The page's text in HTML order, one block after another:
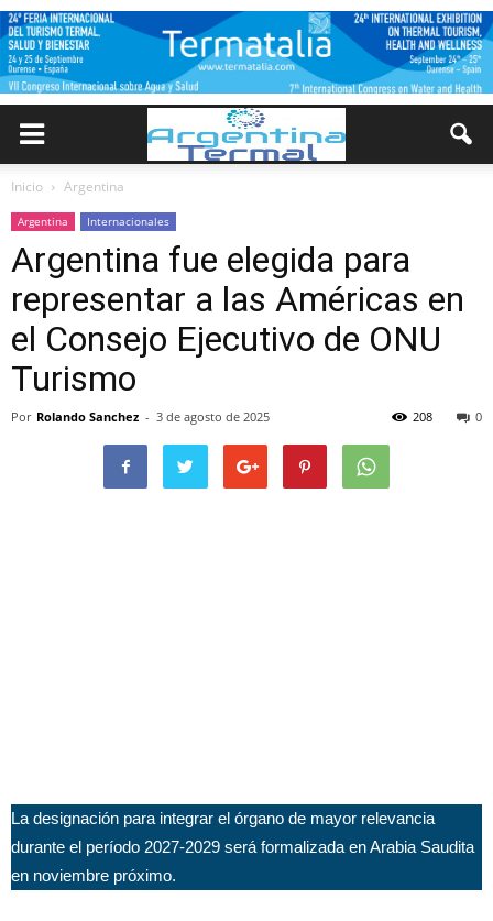
Inicio Argentina
Argentina Internacionales
Argentina fue elegida para
representar a las Américas en
el Consejo Ejecutivo de ONU
Turismo
Por Rolando Sanchez - 3 de agosto de 2025 0
208
La designación para integrar el órgano de mayor relevancia
durante el período 2027-2029 será formalizada en Arabia Saudita
en noviembre próximo.